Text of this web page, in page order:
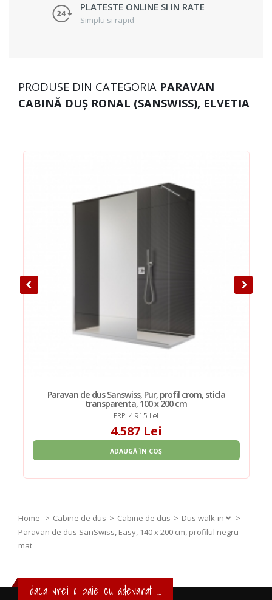
PLATESTE ONLINE SI IN RATE
Simplu si rapid
PRODUSE DIN CATEGORIA PARAVAN
CABINĂ DUȘ RONAL (SANSWISS), ELVETIA
Paravan de dus Sanswiss, Pur, profil crom, sticla
transparenta, 100 x 200 cm
PRP: 4.915 Lei
4.587 Lei
ADAUGĂ ÎN COȘ
Home Cabine de dus Cabine de dus Dus walk-in
>
Paravan de dus SanSwiss, Easy, 140 x 200 cm, profilul negru
mat
daca vrei o baie cu adevarat ...